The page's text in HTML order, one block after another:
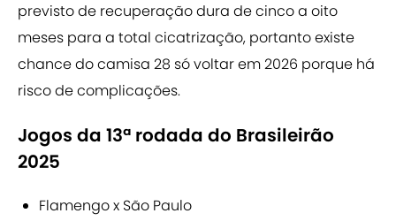
previsto de recuperação dura de cinco a oito
meses para a total cicatrização, portanto existe
chance do camisa 28 só voltar em 2026 porque há
risco de complicações.
Jogos da 13ª rodada do Brasileirão
2025
Flamengo x São Paulo